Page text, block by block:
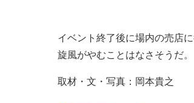
イベント終了後に場内の売店
旋風がやむことはなさそうだ。
取材・文・写真：岡本貴之